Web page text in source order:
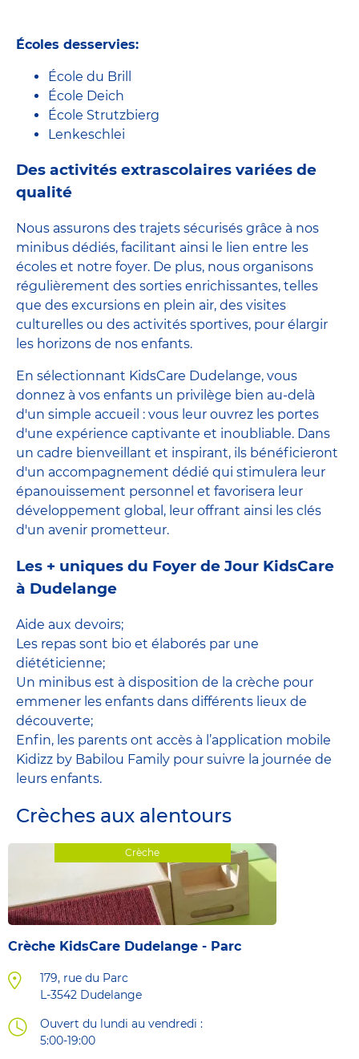
Écoles desservies:
École du Brill
École Deich
École Strutzbierg
Lenkeschlei
Des activités extrascolaires variées de
qualité
Nous assurons des trajets sécurisés grâce à nos
minibus dédiés, facilitant ainsi le lien entre les
écoles et notre foyer. De plus, nous organisons
régulièrement des sorties enrichissantes, telles
que des excursions en plein air, des visites
culturelles ou des activités sportives, pour élargir
les horizons de nos enfants.
En sélectionnant KidsCare Dudelange, vous
donnez à vos enfants un privilège bien au-delà
d'un simple accueil : vous leur ouvrez les portes
d'une expérience captivante et inoubliable. Dans
un cadre bienveillant et inspirant, ils bénéficieront
d'un accompagnement dédié qui stimulera leur
épanouissement personnel et favorisera leur
développement global, leur offrant ainsi les clés
d'un avenir prometteur.
Les + uniques du Foyer de Jour KidsCare
à Dudelange
Aide aux devoirs;
Les repas sont bio et élaborés par une
diététicienne;
Un minibus est à disposition de la crèche pour
emmener les enfants dans différents lieux de
découverte;
Enfin, les parents ont accès à l’application mobile
Kidizz by Babilou Family pour suivre la journée de
leurs enfants.
Crèches aux alentours
Crèche
Crèche KidsCare Dudelange - Parc
179, rue du Parc
L-3542 Dudelange
Ouvert du lundi au vendredi :
5:00-19:00